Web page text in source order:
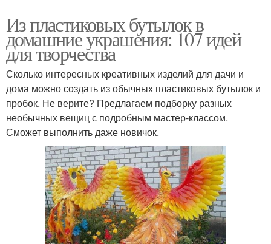
Из пластиковых бутылок в
домашние украшения: 107 идей
для творчества
Сколько интересных креативных изделий для дачи и
дома можно создать из обычных пластиковых бутылок и
пробок. Не верите? Предлагаем подборку разных
необычных вещиц с подробным мастер-классом.
Сможет выполнить даже новичок.